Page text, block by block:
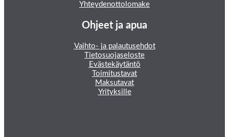
Yhteydenottolomake
Ohjeet ja apua
Vaihto- ja palautusehdot
Tietosuojaseloste
Evästekäytäntö
Toimitustavat
Maksutavat
Yrityksille